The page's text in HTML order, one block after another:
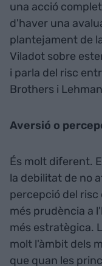
una acció
d'haver una
plantejament de
Viladot sobre
i parla del risc
Brothers i
Aversió o
És molt diferent.
la debilitat de no
percepció del
més prudència a
més estratègica. L
molt l'àmbit dels
que quan les